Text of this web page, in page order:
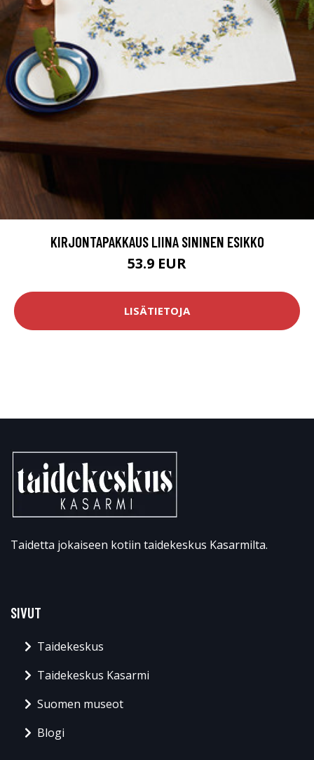
KIRJONTAPAKKAUS LIINA SININEN ESIKKO
53.9 EUR
LISÄTIETOJA
Taidetta jokaiseen kotiin taidekeskus Kasarmilta.
SIVUT
Taidekeskus
Taidekeskus Kasarmi
Suomen museot
Blogi